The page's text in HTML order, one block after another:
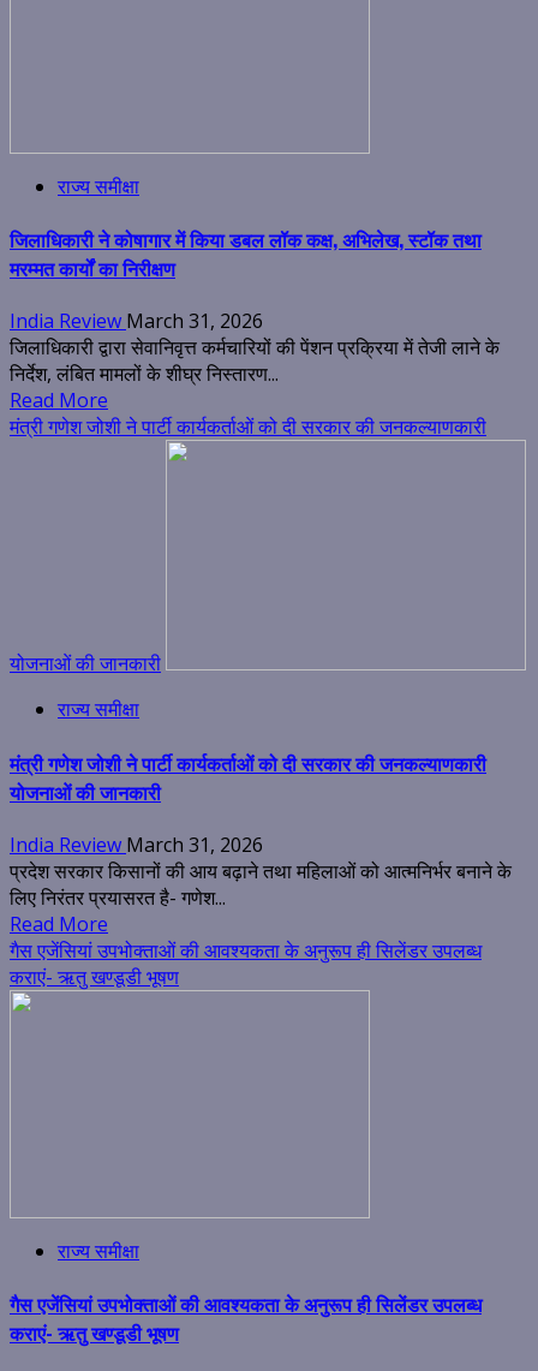
राज्य समीक्षा
जिलाधिकारी ने कोषागार में किया डबल लॉक कक्ष, अभिलेख, स्टॉक तथा
मरम्मत कार्यों का निरीक्षण
India Review March 31, 2026
जिलाधिकारी द्वारा सेवानिवृत्त कर्मचारियों की पेंशन प्रक्रिया में तेजी लाने के
निर्देश, लंबित मामलों के शीघ्र निस्तारण...
Read More
मंत्री गणेश जोशी ने पार्टी कार्यकर्ताओं को दी सरकार की जनकल्याणकारी
योजनाओं की जानकारी
राज्य समीक्षा
मंत्री गणेश जोशी ने पार्टी कार्यकर्ताओं को दी सरकार की जनकल्याणकारी
योजनाओं की जानकारी
India Review March 31, 2026
प्रदेश सरकार किसानों की आय बढ़ाने तथा महिलाओं को आत्मनिर्भर बनाने के
लिए निरंतर प्रयासरत है- गणेश...
Read More
गैस एजेंसियां उपभोक्ताओं की आवश्यकता के अनुरूप ही सिलेंडर उपलब्ध
कराएं- ऋतु खण्डूडी भूषण
राज्य समीक्षा
गैस एजेंसियां उपभोक्ताओं की आवश्यकता के अनुरूप ही सिलेंडर उपलब्ध
कराएं- ऋतु खण्डूडी भूषण